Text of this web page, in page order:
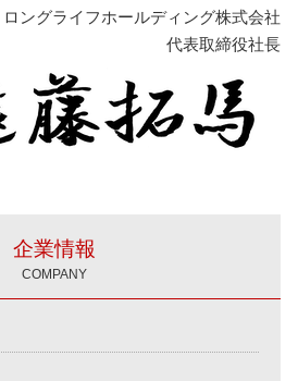
ロングライフホールディング株式会社
代表取締役社長
企業情報
COMPANY